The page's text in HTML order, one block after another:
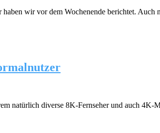
wir vor dem Wochenende berichtet. Auch
natürlich diverse 8K-Fernseher und auch 4K-